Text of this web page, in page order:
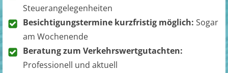
Steuerangelegenheiten
Besichtigungstermine kurzfristig möglich: Sogar
am Wochenende
Beratung zum Verkehrswertgutachten:
Professionell und aktuell